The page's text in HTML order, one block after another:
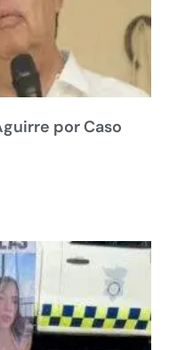
por Caso